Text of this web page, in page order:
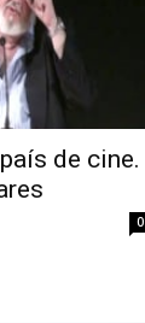
de cine.
0